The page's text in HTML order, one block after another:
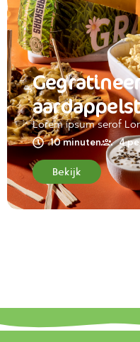
Lorem ipsum serof
10 minuten 4
Bekijk